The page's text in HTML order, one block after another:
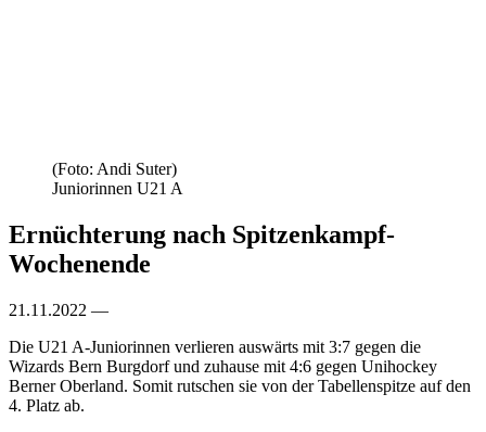
(Foto: Andi Suter)
Juniorinnen U21 A
Ernüchterung nach Spitzenkampf-
Wochenende
21.11.2022 —
Die U21 A-Juniorinnen verlieren auswärts mit 3:7 gegen die
Wizards Bern Burgdorf und zuhause mit 4:6 gegen Unihockey
Berner Oberland. Somit rutschen sie von der Tabellenspitze auf den
4. Platz ab.